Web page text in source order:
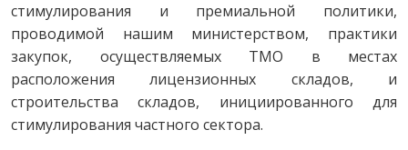
стимулирования и премиальной политики,
проводимой нашим министерством, практики
закупок, осуществляемых TMO в местах
расположения лицензионных складов, и
строительства складов, инициированного для
стимулирования частного сектора.